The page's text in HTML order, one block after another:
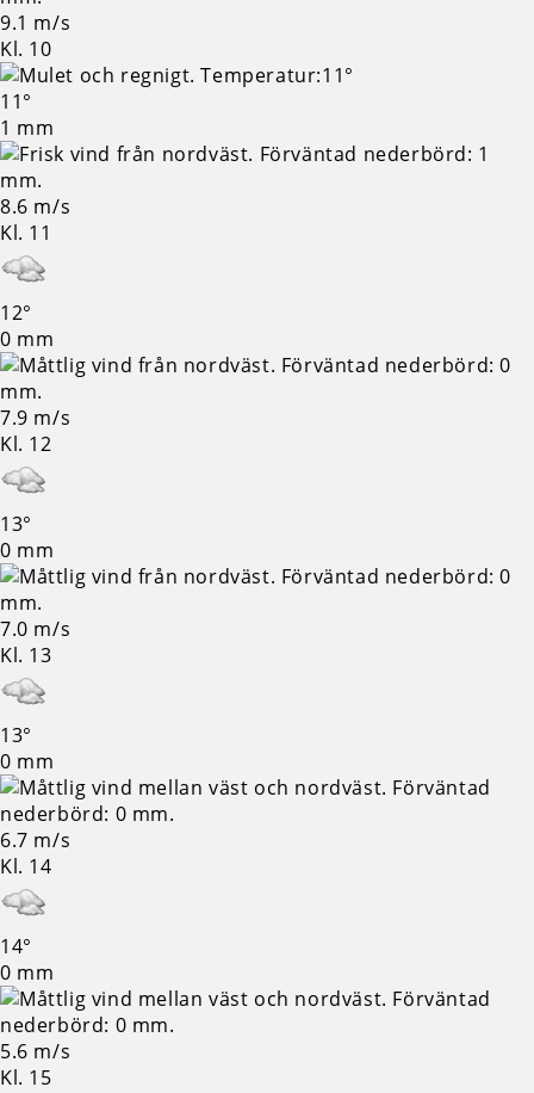
9.1 m/s
Kl. 10
11°
1 mm
8.6 m/s
Kl. 11
12°
0 mm
7.9 m/s
Kl. 12
13°
0 mm
7.0 m/s
Kl. 13
13°
0 mm
6.7 m/s
Kl. 14
14°
0 mm
5.6 m/s
Kl. 15